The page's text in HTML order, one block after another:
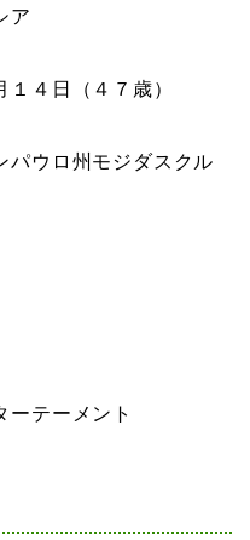
日（４７歳）
ロ州モジダスクル
テーメント